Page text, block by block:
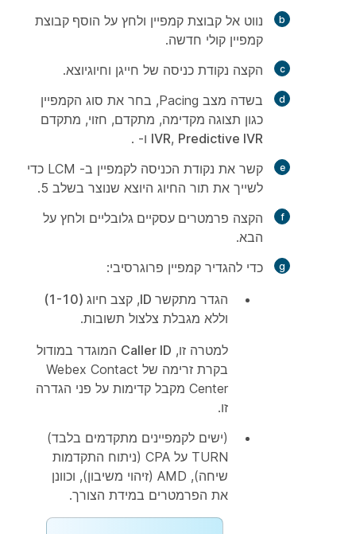
נווט אל קבוצת קמפיין ולחץ על הוסף קבוצת
קמפיין קולי חדשה.
הקצה נקודת כניסה של חייגן וחיוגיוצא.
בשדה מצב Pacing, בחר את סוג הקמפיין
כגון תצוגה מקדימה, מתקדם, חזוי, מתקדם
IVR, Predictive IVR
ו- .
קשר את נקודת הכניסה לקמפיין ב- LCM כדי
לשייך את תור החיוג היוצא שנוצר בשלב 5.
הקצה פרמטרים עסקיים גלובליים ולחץ על
הבא.
כדי להגדיר קמפיין פרוגרסיבי:
הגדר מתקשר ID , קצב חיוג (1-10)
וללא מגבלת צלצול תשובות.
למטרה זו, Caller ID המוגדר במודול
בקרת זרימה של Webex Contact
Center מקבל קדימות על פני הגדרה
זו.
(ישים לקמפיינים מתקדמים בלבד)
TURN על CPA (ניתוח התקדמות
שיחה), AMD (זיהוי משיבון), וכוונן
את הפרמטרים במידת הצורך.